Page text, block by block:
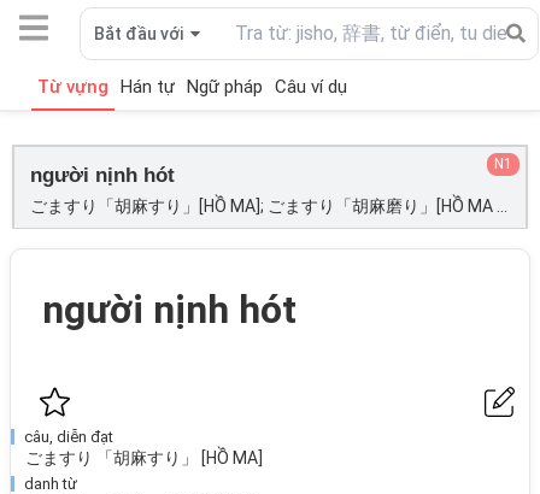
Bắt đầu với
Từ vựng Hán tự Ngữ pháp Câu ví dụ
người nịnh hót N1
người nịnh hót
câu, diễn đạt
ごますり 「胡麻すり」 [HỒ MA]
danh từ